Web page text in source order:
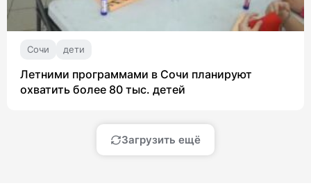
Сочи дети
Летними программами в Сочи планируют
охватить более 80 тыс. детей
Загрузить ещё